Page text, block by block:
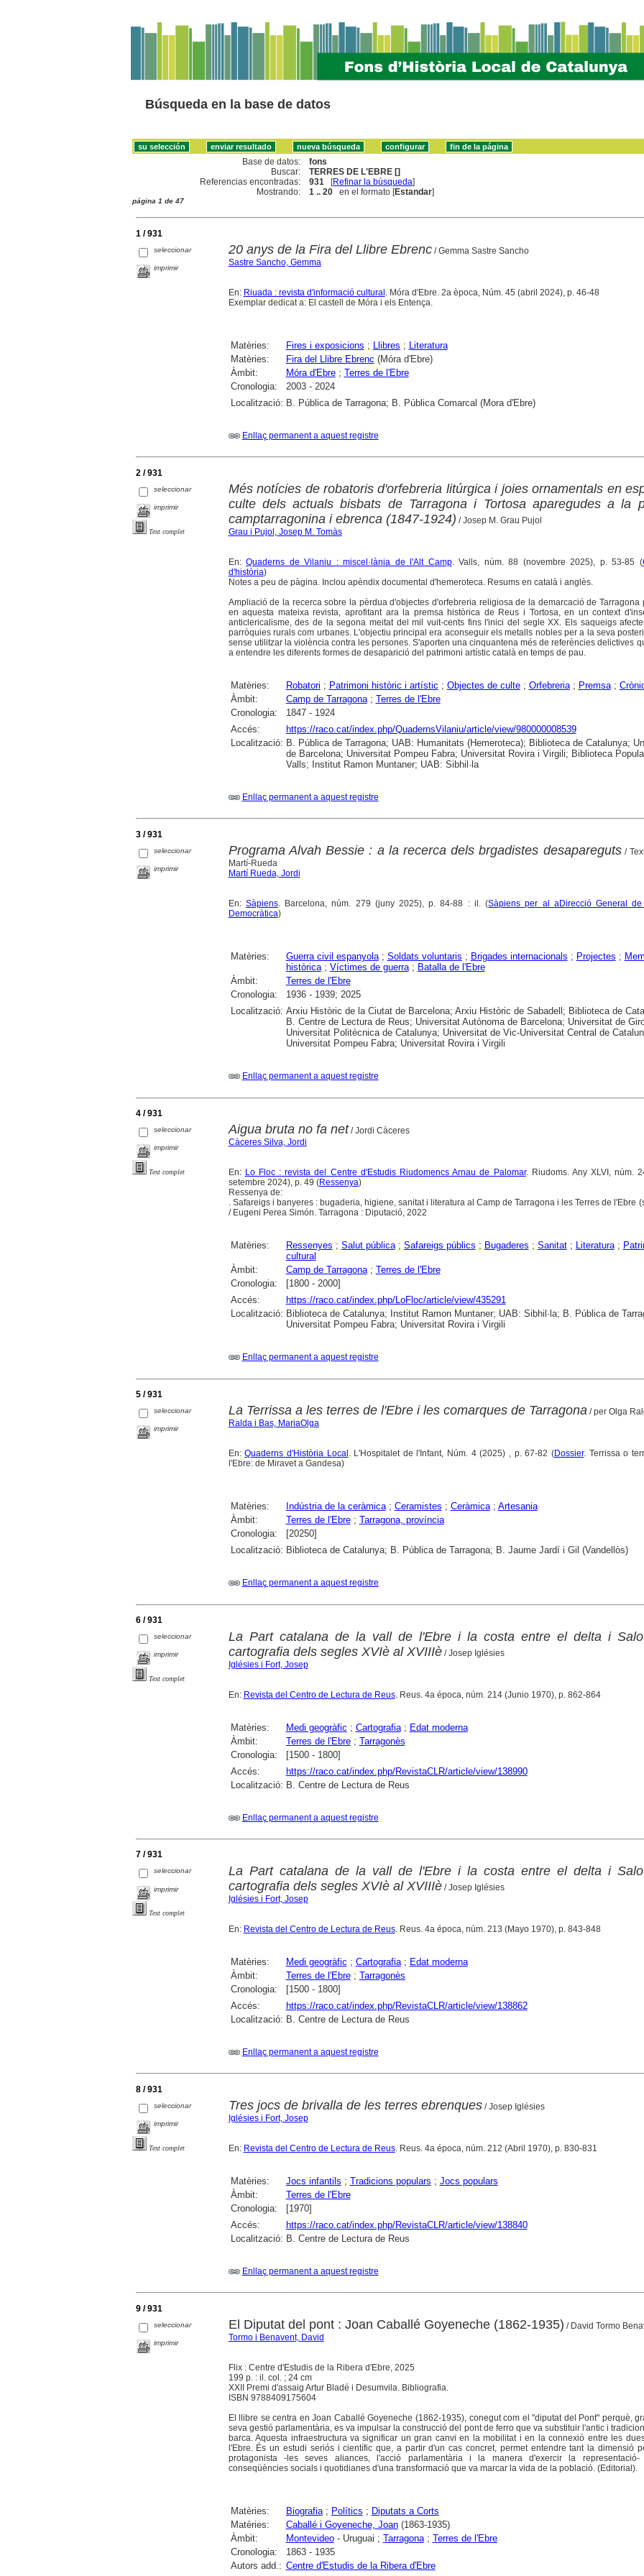
Búsqueda en la base de datos
Base de datos:
fons
Buscar:
TERRES DE L'EBRE []
Referencias encontradas:
931 [Refinar la búsqueda]
Mostrando:
1 .. 20 en el formato [Estandar]
página 1 de 47
1 / 931
seleccionar
imprimir
20 anys de la Fira del Llibre Ebrenc/ Gemma Sastre Sancho
Sastre Sancho, Gemma
En: Riuada : revista d'informació cultural. Móra d'Ebre. 2a època, Núm. 45 (abril 2024), p. 46-48
Exemplar dedicat a: El castell de Móra i els Entença.
Matèries: Fires i exposicions ; Llibres ;
Literatura
Matèries:
Fira del Llibre Ebrenc (Móra d'Ebre)
Àmbit:
Móra d'Ebre; Terres de l'Ebre
Cronologia:
2003 - 2024
Localització: B. Pública de Tarragona; B. Pública Comarcal (Mora d'Ebre)
Enllaç permanent a aquest registre
2 / 931
seleccionar
imprimir
Text complet
Més notícies de robatoris d'orfebreria litúrgica i joies ornamentals en
culte dels actuals bisbats de Tarragona i Tortosa aparegudes a la
camptarragonina i ebrenca (1847-1924) / Josep M. Grau Pujol
Grau i Pujol, Josep M. Tomàs
En:Quaderns de Vilaniu : miscel·lània de l'Alt Camp. Valls, núm. 88 (novembre 2025), p. 53-85 (
d'història)
Notes a peu de pàgina. Inclou apèndix documental d'hemeroteca. Resums en català i anglès.
Ampliació de la recerca sobre la pèrdua d'objectes d'orfebreria religiosa de la demarcació de Tarragona
en aquesta mateixa revista, aprofitant ara la premsa històrica de Reus i Tortosa, en un context
anticlericalisme, des de la segona meitat del mil vuit-cents fins l'inici del segle XX. Els saqueigs
parròquies rurals com urbanes. L'objectiu principal era aconseguir els metalls nobles per a la seva
sense utilitzar la violència contra les persones. S'aporten una cinquantena més de referències delictives
a entendre les diferents formes de desaparició del patrimoni artístic català en temps de pau.
Matèries: Robatori ; Patrimoni històric i artístic ; Objectes de culte; Orfebreria; Premsa;
Àmbit:
Camp de Tarragona; Terres de l'Ebre
Cronologia:
1847 - 1924
Accés:
https://raco.cat/index.php/QuadernsVilaniu/article/view/980000008539
Localització: B. Pública de Tarragona; UAB: Humanitats (Hemeroteca); Biblioteca de Catalunya;
de Barcelona; Universitat Pompeu Fabra; Universitat Rovira i Virgili; Biblioteca
Valls; Institut Ramon Muntaner; UAB: Sibhil·la
Enllaç permanent a aquest registre
3 / 931
seleccionar
imprimir
Programa Alvah Bessie : a la recerca dels brgadistes desapareguts/
Martí-Rueda
Martí Rueda, Jordi
En: Sàpiens. Barcelona, núm. 279 (juny 2025), p. 84-88 : il. (Sàpiens per al aDirecció General de
Democràtica)
Matèries: Guerra civil espanyola; Soldats voluntaris ; Brigades internacionals ; Projectes ;
històrica; Víctimes de guerra; Batalla de l'Ebre
Àmbit:
Terres de l'Ebre
Cronologia:
1936 - 1939; 2025
Localització: Arxiu Històric de la Ciutat de Barcelona; Arxiu Històric de Sabadell; Biblioteca de
B. Centre de Lectura de Reus; Universitat Autònoma de Barcelona; Universitat de
Universitat Politècnica de Catalunya; Universitat de Vic-Universitat Central de
Universitat Pompeu Fabra; Universitat Rovira i Virgili
Enllaç permanent a aquest registre
4 / 931
seleccionar
imprimir
Text complet
Aigua bruta no fa net/ Jordi Càceres
Càceres Silva, Jordi
En: Lo Floc : revista del Centre d'Estudis Riudomencs Arnau de Palomar. Riudoms. Any XLVI, núm.
setembre 2024), p. 49 (Ressenya)
Ressenya de:
. Safareigs i banyeres : bugaderia, higiene, sanitat i literatura al Camp de Tarragona i les Terres de l'Ebre
/ Eugeni Perea Simón. Tarragona : Diputació, 2022
Matèries: Ressenyes ; Salut pública; Safareigs públics ; Bugaderes ; Sanitat; Literatura;
cultural
Àmbit:
Camp de Tarragona; Terres de l'Ebre
Cronologia:
[1800 - 2000]
Accés:
https://raco.cat/index.php/LoFloc/article/view/435291
Localització: Biblioteca de Catalunya; Institut Ramon Muntaner; UAB: Sibhil·la; B. Pública de
Universitat Pompeu Fabra; Universitat Rovira i Virgili
Enllaç permanent a aquest registre
5 / 931
seleccionar
imprimir
La Terrissa a les terres de l'Ebre i les comarques de Tarragona/ per Olga
Ralda i Bas, MariaOlga
En:Quaderns d'Història Local . L'Hospitalet de l'Infant, Núm. 4 (2025) , p. 67-82 (Dossier. Terrissa o
l'Ebre: de Miravet a Gandesa)
Matèries: Indústria de la ceràmica; Ceramistes ; Ceràmica; Artesania
Àmbit:
Terres de l'Ebre; Tarragona, província
Cronologia:
[20250]
Localització: Biblioteca de Catalunya; B. Pública de Tarragona; B. Jaume Jardí i Gil (Vandellòs)
Enllaç permanent a aquest registre
6 / 931
seleccionar
imprimir
Text complet
La Part catalana de la vall de l'Ebre i la costa entre el delta i
cartografia dels segles XVIè al XVIIIè/ Josep Iglésies
Iglésies i Fort, Josep
En: Revista del Centro de Lectura de Reus. Reus. 4a época, núm. 214 (Junio 1970), p. 862-864
Matèries: Medi geogràfic ; Cartografia; Edat moderna
Àmbit:
Terres de l'Ebre; Tarragonès
Cronologia:
[1500 - 1800]
Accés:
https://raco.cat/index.php/RevistaCLR/article/view/138990
Localització: B. Centre de Lectura de Reus
Enllaç permanent a aquest registre
7 / 931
seleccionar
imprimir
Text complet
La Part catalana de la vall de l'Ebre i la costa entre el delta i
cartografia dels segles XVIè al XVIIIè/ Josep Iglésies
Iglésies i Fort, Josep
En: Revista del Centro de Lectura de Reus. Reus. 4a época, núm. 213 (Mayo 1970), p. 843-848
Matèries: Medi geogràfic ; Cartografia; Edat moderna
Àmbit:
Terres de l'Ebre; Tarragonès
Cronologia:
[1500 - 1800]
Accés:
https://raco.cat/index.php/RevistaCLR/article/view/138862
Localització: B. Centre de Lectura de Reus
Enllaç permanent a aquest registre
8 / 931
seleccionar
imprimir
Text complet
Tres jocs de brivalla de les terres ebrenques/ Josep Iglésies
Iglésies i Fort, Josep
En: Revista del Centro de Lectura de Reus. Reus. 4a época, núm. 212 (Abril 1970), p. 830-831
Matèries: Jocs infantils ; Tradicions populars ; Jocs populars
Àmbit:
Terres de l'Ebre
Cronologia:
[1970]
Accés:
https://raco.cat/index.php/RevistaCLR/article/view/138840
Localització: B. Centre de Lectura de Reus
Enllaç permanent a aquest registre
9 / 931
seleccionar
imprimir
El Diputat del pont : Joan Caballé Goyeneche (1862-1935) / David Tormo
Tormo i Benavent, David
Flix : Centre d'Estudis de la Ribera d'Ebre, 2025
199 p. : il. col. ; 24 cm
XXII Premi d'assaig Artur Bladé i Desumvila. Bibliografia.
ISBN 9788409175604
El llibre se centra en Joan Caballé Goyeneche (1862-1935), conegut com el "diputat del Pont" perquè,
seva gestió parlamentària, es va impulsar la construcció del pont de ferro que va substituir l'antic i
barca. Aquesta infraestructura va significar un gran canvi en la mobilitat i en la connexió entre les
l'Ebre. És un estudi seriós i científic que, a partir d'un cas concret, permet entendre tant la dimensió
protagonista -les seves aliances, l'acció parlamentària i la manera d'exercir la
conseqüències socials i quotidianes d'una transformació que va marcar la vida de la població. (Editorial).
Matèries: Biografia; Polítics ; Diputats a Corts
Matèries:
Caballé i Goyeneche, Joan(1863-1935)
Àmbit:
Montevideo- Uruguai ; Tarragona; Terres de l'Ebre
Cronologia:
1863 - 1935
Autors add.: Centre d'Estudis de la Ribera d'Ebre